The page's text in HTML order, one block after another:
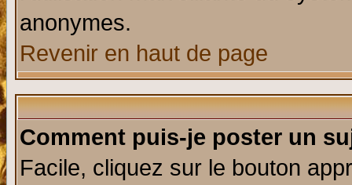
anonymes.
Revenir en haut de page
Comment puis-je poster un
Facile, cliquez sur le bouton